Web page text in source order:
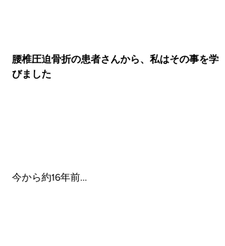
腰椎圧迫骨折の患者さんから、私はその事を学
びました
今から約16年前…